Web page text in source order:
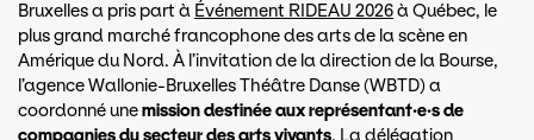
Bruxelles a pris part à Événement RIDEAU 2026à Québec, le
plus grand marché francophone des arts de la scène en
Amérique du Nord. À l’invitation de la direction de la Bourse,
l’agence Wallonie-Bruxelles Théâtre Danse (WBTD) a
coordonné unemission destinée aux représentant·e·s de
compagnies du secteur des arts vivants. La délégation